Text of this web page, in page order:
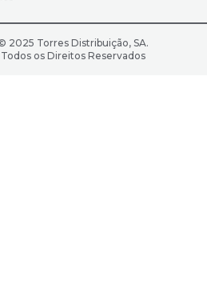
2025 Torres Distribuição, SA.
Todos os Direitos Reservados